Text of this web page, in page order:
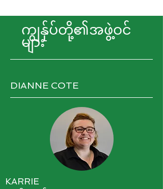
ကျွန်ုပ်တို့၏အဖွဲ့ဝင်
များ
DIANNE COTE
KARRIE